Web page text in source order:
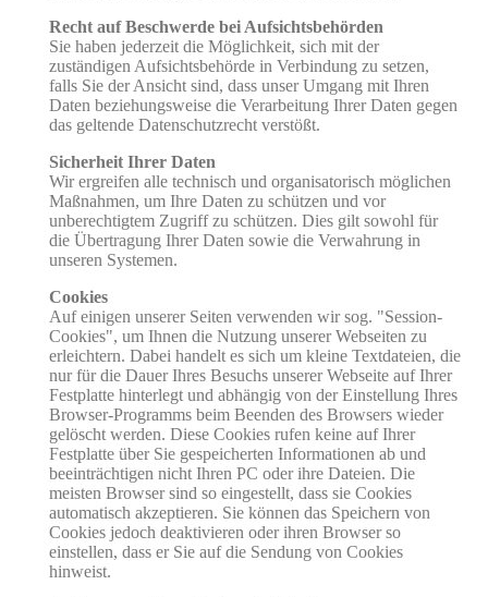
Recht auf Beschwerde bei Aufsichtsbehörden
Sie haben jederzeit die Möglichkeit, sich mit der
zuständigen Aufsichtsbehörde in Verbindung zu setzen,
falls Sie der Ansicht sind, dass unser Umgang mit Ihren
Daten beziehungsweise die Verarbeitung Ihrer Daten gegen
das geltende Datenschutzrecht verstößt.
Sicherheit Ihrer Daten
Wir ergreifen alle technisch und organisatorisch möglichen
Maßnahmen, um Ihre Daten zu schützen und vor
unberechtigtem Zugriff zu schützen. Dies gilt sowohl für
die Übertragung Ihrer Daten sowie die Verwahrung in
unseren Systemen.
Cookies
Auf einigen unserer Seiten verwenden wir sog. "Session-
Cookies", um Ihnen die Nutzung unserer Webseiten zu
erleichtern. Dabei handelt es sich um kleine Textdateien, die
nur für die Dauer Ihres Besuchs unserer Webseite auf Ihrer
Festplatte hinterlegt und abhängig von der Einstellung Ihres
Browser-Programms beim Beenden des Browsers wieder
gelöscht werden. Diese Cookies rufen keine auf Ihrer
Festplatte über Sie gespeicherten Informationen ab und
beeinträchtigen nicht Ihren PC oder ihre Dateien. Die
meisten Browser sind so eingestellt, dass sie Cookies
automatisch akzeptieren. Sie können das Speichern von
Cookies jedoch deaktivieren oder ihren Browser so
einstellen, dass er Sie auf die Sendung von Cookies
hinweist.